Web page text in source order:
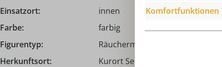
Einsatzort:
innen
Farbe:
farbig
Figurentyp:
Räuchermann I
Herkunftsort:
Kurort Seiffen | Erzgebirge
Komfortfunktionen